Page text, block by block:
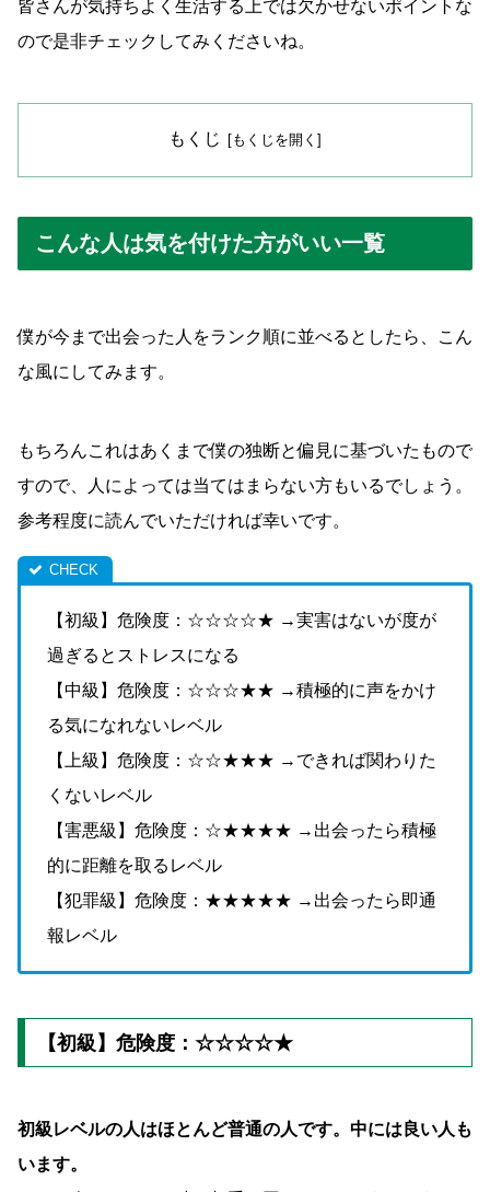
皆さんが気持ちよく生活する上では欠かせないポイントな
ので是非チェックしてみくださいね。
もくじ
こんな人は気を付けた方がいい一覧
僕が今まで出会った人をランク順に並べるとしたら、こん
な風にしてみます。
もちろんこれはあくまで僕の独断と偏見に基づいたもので
すので、人によっては当てはまらない方もいるでしょう。
参考程度に読んでいただければ幸いです。
【初級】危険度：☆☆☆☆★ →実害はないが度が
過ぎるとストレスになる
【中級】危険度：☆☆☆★★ →積極的に声をかけ
る気になれないレベル
【上級】危険度：☆☆★★★ →できれば関わりた
くないレベル
【害悪級】危険度：☆★★★★ →出会ったら積極
的に距離を取るレベル
【犯罪級】危険度：★★★★★ →出会ったら即通
報レベル
【初級】危険度：☆☆☆☆★
初級レベルの人はほとんど普通の人です。中には良い人も
います。